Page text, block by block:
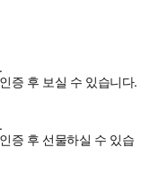
증 후 보실 수 있습니다.
증 후 선물하실 수 있습